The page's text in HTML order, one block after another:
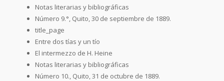
Notas literarias y bibliográficas
Número 9.°, Quito, 30 de septiembre de 1889.
title_page
Entre dos tías y un tío
El intermezzo de H. Heine
Notas literarias y bibliográficas
Número 10., Quito, 31 de octubre de 1889.